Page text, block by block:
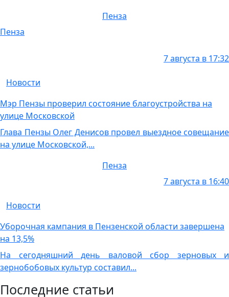
Пенза
Пенза
7 августа в 17:32
Новости
Мэр Пензы проверил состояние благоустройства на
улице Московской
Глава Пензы Олег Денисов провел выездное совещание
на улице Московской,...
Пенза
7 августа в 16:40
Новости
Уборочная кампания в Пензенской области завершена
на 13,5%
На сегодняшний день валовой сбор зерновых и
зернобобовых культур составил...
Последние статьи